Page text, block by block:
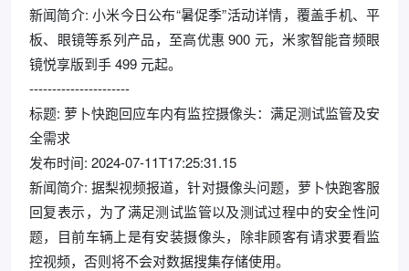
新闻简介: 小米今日公布“暑促季”活动详情，覆盖手机、平
板、眼镜等系列产品，至高优惠 900 元，米家智能音频眼
镜悦享版到手 499 元起。
----------------------
标题: 萝卜快跑回应车内有监控摄像头：满足测试监管及安
全需求
发布时间: 2024-07-11T17:25:31.15
新闻简介: 据梨视频报道，针对摄像头问题，萝卜快跑客服
回复表示，为了满足测试监管以及测试过程中的安全性问
题，目前车辆上是有安装摄像头，除非顾客有请求要看监
控视频，否则将不会对数据搜集存储使用。